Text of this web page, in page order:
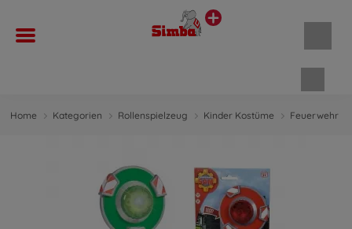
Home Kategorien Rollenspielzeug Kinder Kostüme Feuerwehr